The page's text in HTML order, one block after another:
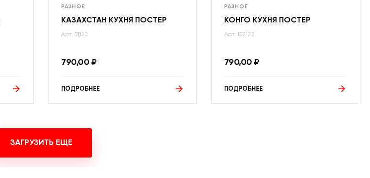
РАЗНОЕ
КАЗАХСТАН КУХНЯ ПОСТЕР
Арт: 51122
790,00 ₽
ПОДРОБНЕЕ
РАЗНОЕ
КОНГО КУХНЯ ПОСТЕР
Арт: 152122
790,00 ₽
ПОДРОБНЕЕ
ЗАГРУЗИТЬ ЕЩЕ